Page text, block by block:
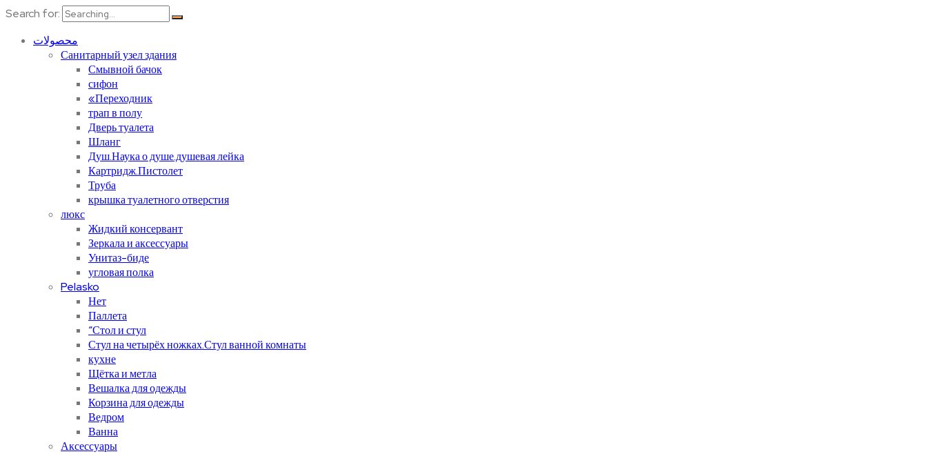
Search for:
محصولات
Санитарный узел здания
Смывной бачок
сифон
«Переходник
трап в полу
Дверь туалета
Шланг
Душ.Наука о душе.душевая лейка
Картридж.Пистолет
Труба
крышка туалетного отверстия
люкс
Жидкий консервант
Зеркала и аксессуары
Унитаз-биде
угловая полка
Pelasko
Нет
Паллета
“Стол и стул
Стул на четырёх ножках.Стул ванной комнаты
кухне
Щётка и метла
Вешалка для одежды
Корзина для одежды
Ведром
Ванна
Аксессуары